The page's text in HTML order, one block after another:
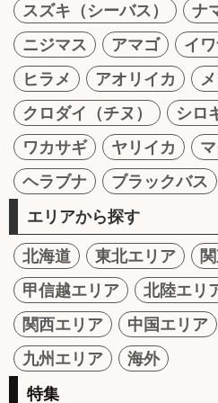
スズキ（シーバス）
ナ
ニジマス
アマゴ イ
ヒラメ
アオリイカ
クロダイ（チヌ）
シロ
ワカサギ
ヤリイカ
ヘラブナ
ブラックバス
エリアから探す
北海道 東北エリア
甲信越エリア
北陸エリ
関西エリア
中国エリア
九州エリア
海外
特集